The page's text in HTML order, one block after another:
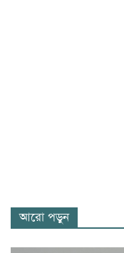
আরো পড়ুন